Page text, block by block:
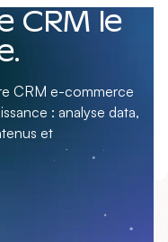
flows,
maximiser le
CRM le
CRM e-commerce
: analyse data,
et